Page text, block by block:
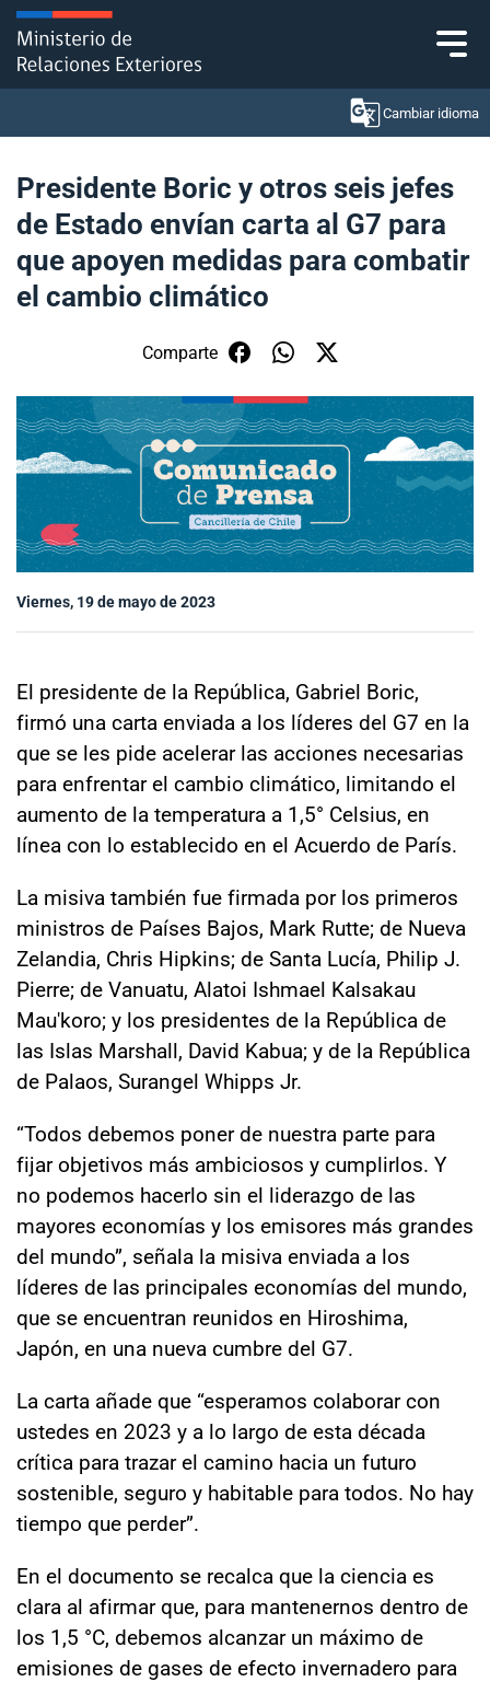
Click acá para ir directamente al contenido
Cambiar idioma
Ministerio
Política Exterior
Subsecretaría de Relaciones Económicas
Internacionales
Sala de prensa
modo claro
Presidente Boric y otros seis jefes
de Estado envían carta al G7 para
que apoyen medidas para combatir
el cambio climático
Comparte
Viernes, 19 de mayo de 2023
El presidente de la República, Gabriel Boric,
firmó una carta enviada a los líderes del G7 en la
que se les pide acelerar las acciones necesarias
para enfrentar el cambio climático, limitando el
aumento de la temperatura a 1,5° Celsius, en
línea con lo establecido en el Acuerdo de París.
La misiva también fue firmada por los primeros
ministros de Países Bajos, Mark Rutte; de Nueva
Zelandia, Chris Hipkins; de Santa Lucía, Philip J.
Pierre; de Vanuatu, Alatoi Ishmael Kalsakau
Mau'koro; y los presidentes de la República de
las Islas Marshall, David Kabua; y de la República
de Palaos, Surangel Whipps Jr.
“Todos debemos poner de nuestra parte para
fijar objetivos más ambiciosos y cumplirlos. Y
no podemos hacerlo sin el liderazgo de las
mayores economías y los emisores más grandes
del mundo”, señala la misiva enviada a los
líderes de las principales economías del mundo,
que se encuentran reunidos en Hiroshima,
Japón, en una nueva cumbre del G7.
La carta añade que “esperamos colaborar con
ustedes en 2023 y a lo largo de esta década
crítica para trazar el camino hacia un futuro
sostenible, seguro y habitable para todos. No hay
tiempo que perder”.
En el documento se recalca que la ciencia es
clara al afirmar que, para mantenernos dentro de
los 1,5 °C, debemos alcanzar un máximo de
emisiones de gases de efecto invernadero para